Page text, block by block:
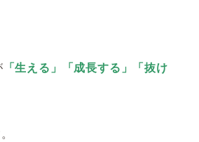
「生える」「成長する」「抜け